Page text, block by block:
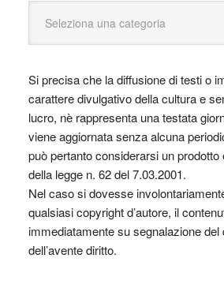
Si precisa che la diffusione di testi o
carattere divulgativo della cultura e
lucro, nè rappresenta una testata
viene aggiornata senza alcuna
può pertanto considerarsi un prodotto
della legge n. 62 del 7.03.2001.
Nel caso si dovesse
qualsiasi copyright d’autore, il
immediatamente su segnalazione del
dell’avente diritto.